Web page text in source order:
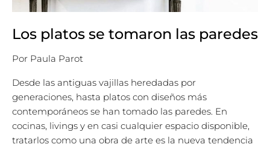
Los platos se tomaron las paredes
Por Paula Parot
Desde las antiguas vajillas heredadas por
generaciones, hasta platos con diseños más
contemporáneos se han tomado las paredes. En
cocinas, livings y en casi cualquier espacio disponible,
tratarlos como una obra de arte es la nueva tendencia